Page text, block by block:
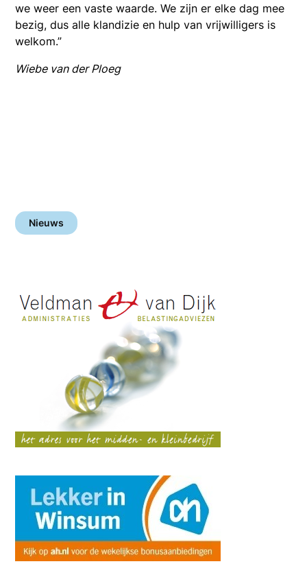
we weer een vaste waarde. We zijn er elke dag mee
bezig, dus alle klandizie en hulp van vrijwilligers is
welkom.”
Wiebe van der Ploeg
Nieuws